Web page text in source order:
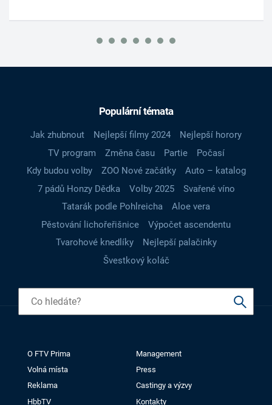
Populární témata
Jak zhubnout Nejlepší filmy 2024
Nejlepší horory
TV program
Změna času Partie
Počasí
Kdy budou volby
ZOO Nové začátky
Auto – katalog
7 pádů Honzy Dědka
Volby 2025
Svařené víno
Tatarák podle Pohlreicha
Aloe vera
Pěstování lichořeřišnice
Výpočet ascendentu
Tvarohové knedlíky
Nejlepší palačinky
Švestkový koláč
O FTV Prima
Management
Volná místa
Press
Reklama
Castingy a výzvy
HbbTV
Kontakty